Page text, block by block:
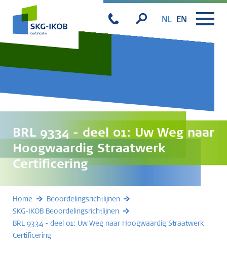
NL EN
BRL 9334 - deel 01: Uw Weg naar
Hoogwaardig Straatwerk
Certificering
Home
Beoordelingsrichtlijnen
SKG-IKOB Beoordelingsrichtlijnen
BRL 9334 - deel 01: Uw Weg naar Hoogwaardig Straatwerk
Certificering